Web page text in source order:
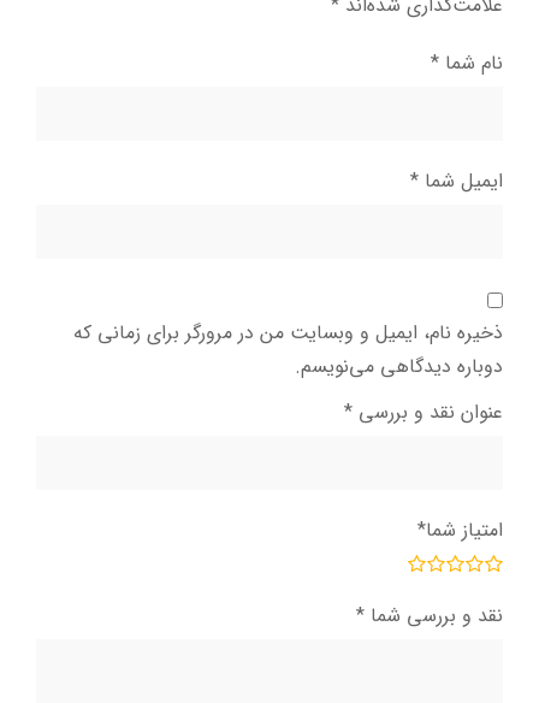
نام شما *
ایمیل شما *
ذخیره نام، ایمیل و وبسایت من در مرورگر برای زمانی که
دوباره دیدگاهی می‌نویسم.
عنوان نقد و بررسی *
امتیاز شما*
نقد و بررسی شما *